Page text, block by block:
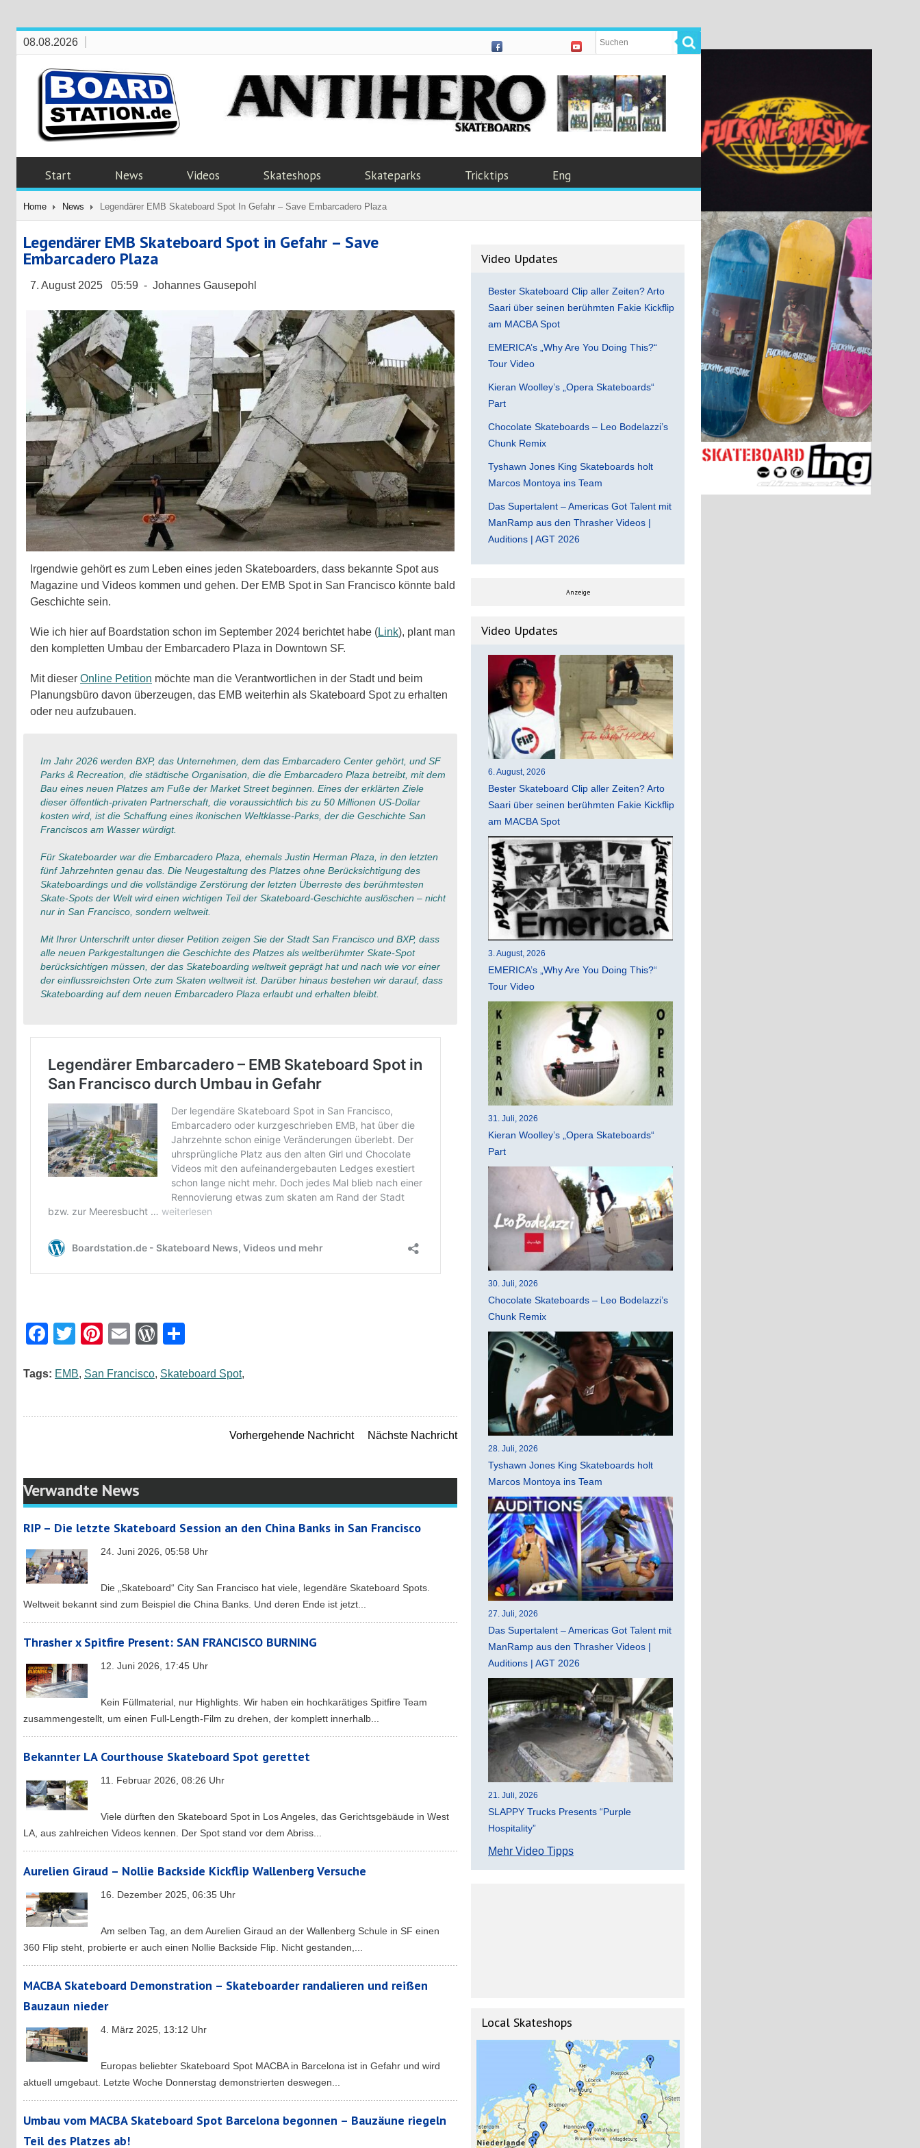
08.08.2026
Start News Videos Skateshops Skateparks Tricktips Eng
Home News Legendärer EMB Skateboard Spot In Gefahr – Save Embarcadero Plaza
Legendärer EMB Skateboard Spot in Gefahr – Save
Embarcadero Plaza
7. August 2025 05:59 - Johannes Gausepohl
Irgendwie gehört es zum Leben eines jeden Skateboarders, dass bekannte Spot aus
Magazine und Videos kommen und gehen. Der EMB Spot in San Francisco könnte bald
Geschichte sein.
Wie ich hier auf Boardstation schon im September 2024 berichtet habe (Link), plant man
den kompletten Umbau der Embarcadero Plaza in Downtown SF.
Mit dieser Online Petition möchte man die Verantwortlichen in der Stadt und beim
Planungsbüro davon überzeugen, das EMB weiterhin als Skateboard Spot zu erhalten
oder neu aufzubauen.
Im Jahr 2026 werden BXP, das Unternehmen, dem das Embarcadero Center gehört, und SF
Parks & Recreation, die städtische Organisation, die die Embarcadero Plaza betreibt, mit dem
Bau eines neuen Platzes am Fuße der Market Street beginnen. Eines der erklärten Ziele
dieser öffentlich-privaten Partnerschaft, die voraussichtlich bis zu 50 Millionen US-Dollar
kosten wird, ist die Schaffung eines ikonischen Weltklasse-Parks, der die Geschichte San
Franciscos am Wasser würdigt.
Für Skateboarder war die Embarcadero Plaza, ehemals Justin Herman Plaza, in den letzten
fünf Jahrzehnten genau das. Die Neugestaltung des Platzes ohne Berücksichtigung des
Skateboardings und die vollständige Zerstörung der letzten Überreste des berühmtesten
Skate-Spots der Welt wird einen wichtigen Teil der Skateboard-Geschichte auslöschen – nicht
nur in San Francisco, sondern weltweit.
Mit Ihrer Unterschrift unter dieser Petition zeigen Sie der Stadt San Francisco und BXP, dass
alle neuen Parkgestaltungen die Geschichte des Platzes als weltberühmter Skate-Spot
berücksichtigen müssen, der das Skateboarding weltweit geprägt hat und nach wie vor einer
der einflussreichsten Orte zum Skaten weltweit ist. Darüber hinaus bestehen wir darauf, dass
Skateboarding auf dem neuen Embarcadero Plaza erlaubt und erhalten bleibt.
Facebook
TwitterPinterest
EmailWordPress
Tags: EMB, San Francisco, Skateboard Spot,
Vorhergehende Nachricht Nächste Nachricht
Verwandte News
RIP – Die letzte Skateboard Session an den China Banks in San Francisco
24. Juni 2026, 05:58 Uhr
Die „Skateboard“ City San Francisco hat viele, legendäre Skateboard Spots.
Weltweit bekannt sind zum Beispiel die China Banks. Und deren Ende ist jetzt...
Thrasher x Spitfire Present: SAN FRANCISCO BURNING
12. Juni 2026, 17:45 Uhr
Kein Füllmaterial, nur Highlights. Wir haben ein hochkarätiges Spitfire Team
zusammengestellt, um einen Full-Length-Film zu drehen, der komplett innerhalb...
Bekannter LA Courthouse Skateboard Spot gerettet
11. Februar 2026, 08:26 Uhr
Viele dürften den Skateboard Spot in Los Angeles, das Gerichtsgebäude in West
LA, aus zahlreichen Videos kennen. Der Spot stand vor dem Abriss...
Aurelien Giraud – Nollie Backside Kickflip Wallenberg Versuche
16. Dezember 2025, 06:35 Uhr
Am selben Tag, an dem Aurelien Giraud an der Wallenberg Schule in SF einen
360 Flip steht, probierte er auch einen Nollie Backside Flip. Nicht gestanden,...
MACBA Skateboard Demonstration – Skateboarder randalieren und reißen
Bauzaun nieder
4. März 2025, 13:12 Uhr
Europas beliebter Skateboard Spot MACBA in Barcelona ist in Gefahr und wird
aktuell umgebaut. Letzte Woche Donnerstag demonstrierten deswegen...
Umbau vom MACBA Skateboard Spot Barcelona begonnen – Bauzäune riegeln
Teil des Platzes ab!
Video Updates
Bester Skateboard Clip aller Zeiten? Arto
Saari über seinen berühmten Fakie Kickflip
am MACBA Spot
EMERICA’s „Why Are You Doing This?“
Tour Video
Kieran Woolley’s „Opera Skateboards“
Part
Chocolate Skateboards – Leo Bodelazzi’s
Chunk Remix
Tyshawn Jones King Skateboards holt
Marcos Montoya ins Team
Das Supertalent – Americas Got Talent mit
ManRamp aus den Thrasher Videos |
Auditions | AGT 2026
Anzeige
Video Updates
6. August, 2026
Bester Skateboard Clip aller Zeiten? Arto
Saari über seinen berühmten Fakie Kickflip
am MACBA Spot
3. August, 2026
EMERICA’s „Why Are You Doing This?“
Tour Video
31. Juli, 2026
Kieran Woolley’s „Opera Skateboards“
Part
30. Juli, 2026
Chocolate Skateboards – Leo Bodelazzi’s
Chunk Remix
28. Juli, 2026
Tyshawn Jones King Skateboards holt
Marcos Montoya ins Team
27. Juli, 2026
Das Supertalent – Americas Got Talent mit
ManRamp aus den Thrasher Videos |
Auditions | AGT 2026
21. Juli, 2026
SLAPPY Trucks Presents “Purple
Hospitality”
Mehr Video Tipps
Local Skateshops